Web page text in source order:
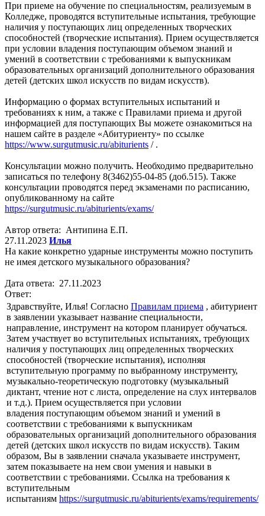
При приеме на обучение по специальностям, реализуемым в
Колледже, проводятся вступительные испытания, требующие
наличия у поступающих лиц определенных творческих
способностей (творческие испытания). Прием осуществляется
при условии владения поступающим объемом знаний и
умений в соответствии с требованиями к выпускникам
образовательных организаций дополнительного образования
детей (детских школ искусств по видам искусств).
Информацию о формах вступительных испытаний и
требованиях к ним, а также с Правилами приема и другой
информацией для поступающих Вы можете ознакомиться на
нашем сайте в разделе «Абитуриенту» по ссылке
https://www.surgutmusic.ru/abiturients / .
Консультации можно получить. Необходимо предварительно
записаться по телефону 8(3462)55-04-85 (доб.515). Также
консультации проводятся перед экзаменами по расписанию,
опубликованному на сайте
https://surgutmusic.ru/abiturients/exams/
Автор ответа: Антипина Е.П.
27.11.2023 Илья
На какие конкретно ударные инструменты можно поступить
не имея детского музыкального образования?
Дата ответа: 27.11.2023
Ответ:
Здравствуйте, Илья! Согласно Правилам приема , абитуриент
в заявлении указывает название специальности,
направление, инструмент на котором планирует обучаться.
Затем участвует во вступительных испытаниях, требующих
наличия у поступающих лиц определенных творческих
способностей (творческие испытания), исполняя
вступительную программу по выбранному инструменту,
музыкально-теоретическую подготовку (музыкальный
диктант, чтение нот с листа, определение на слух интервалов
и т.д.). Прием осуществляется при условии
владения поступающим объемом знаний и умений в
соответствии с требованиями к выпускникам
образовательных организаций дополнительного образования
детей (детских школ искусств по видам искусств). Таким
образом, Вы в заявлении сначала указываете инструмент,
затем показываете на нем свои умения и навыки в
соответствии с требованиями. Ссылка на требования к
вступительным
испытаниям https://surgutmusic.ru/abiturients/exams/requirements/